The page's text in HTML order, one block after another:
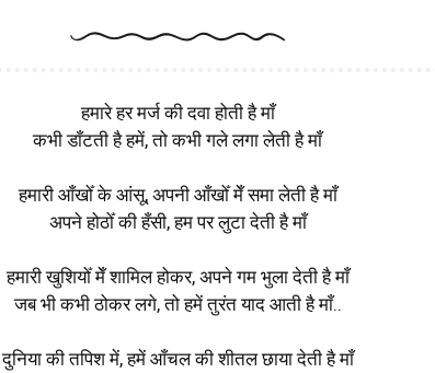
हमारे हर मर्ज की दवा होती है माँ
कभी डाँटती है हमें, तो कभी गले लगा लेती है माँ
हमारी आँखोँ के आंसू, अपनी आँखोँ मेँ समा लेती है माँ
अपने होठोँ की हँसी, हम पर लुटा देती है माँ
हमारी खुशियोँ मेँ शामिल होकर, अपने गम भुला देती है माँ
जब भी कभी ठोकर लगे, तो हमें तुरंत याद आती है माँ..
दुनिया की तपिश में, हमें आँचल की शीतल छाया देती है माँ